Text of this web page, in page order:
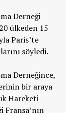
Derneği
ülkeden 15
Paris’te
söyledi.
Derneğince,
bir araya
Hareketi
Fransa’nın